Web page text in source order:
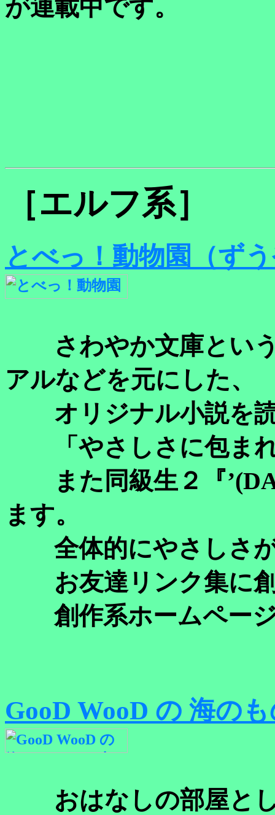
が連載中です。
［エルフ系］
とべっ！動物園（ず
さわやか文庫という
アルなどを元にした、
オリジナル小説を読
「やさしさに包まれ
また同級生２『
ます。
全体的にやさしさが
お友達リンク集に創
創作系ホームページ
GooD WooD の 海の
おはなしの部屋とし